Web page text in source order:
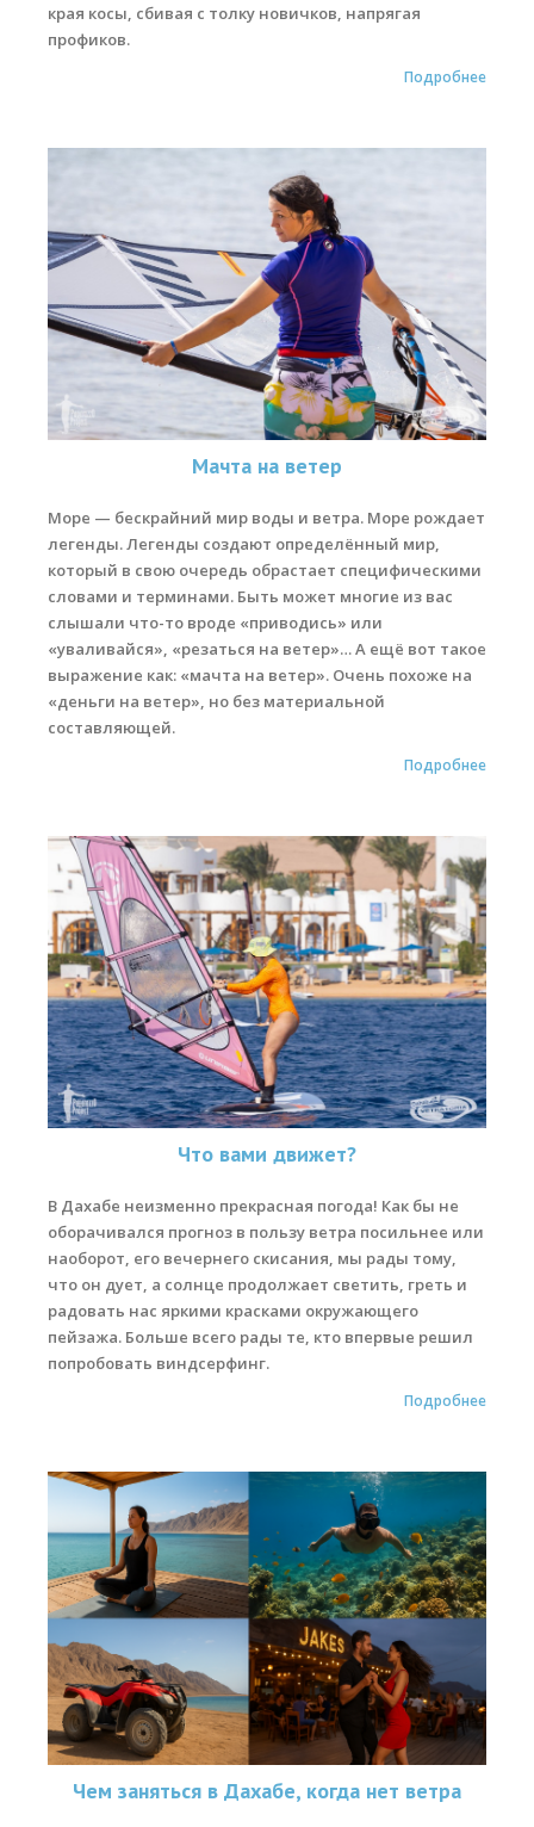
края косы, сбивая с толку новичков, напрягая
профиков.
Подробнее
Мачта на ветер
Море — бескрайний мир воды и ветра. Море рождает
легенды. Легенды создают определённый мир,
который в свою очередь обрастает специфическими
словами и терминами. Быть может многие из вас
слышали что-то вроде «приводись» или
«уваливайся», «резаться на ветер»… А ещё вот такое
выражение как: «мачта на ветер». Очень похоже на
«деньги на ветер», но без материальной
составляющей.
Подробнее
Что вами движет?
В Дахабе неизменно прекрасная погода! Как бы не
оборачивался прогноз в пользу ветра посильнее или
наоборот, его вечернего скисания, мы рады тому,
что он дует, а солнце продолжает светить, греть и
радовать нас яркими красками окружающего
пейзажа. Больше всего рады те, кто впервые решил
попробовать виндсерфинг.
Подробнее
Чем заняться в Дахабе, когда нет ветра